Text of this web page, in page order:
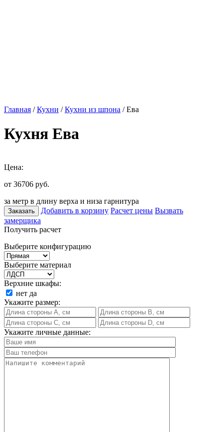
Главная /Кухни /Кухни из шпона / Ева
Кухня Ева
Цена:
от 36706 руб.
за метр в длину верха и низа гарнитура
Заказать Добавить в корзину Расчет цены Вызвать
замерщика
Получить расчет
Выберите конфигурацию
Выберите материал
Верхние шкафы:
нет да
Укажите размер:
Укажите личные данные: